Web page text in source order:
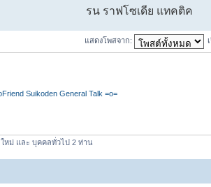
รน ราฟโซเดีย แทคติค
แสดงโพสจาก:
Suikoden General Talk =o=
หม่ และ บุคคลทั่วไป 2 ท่าน